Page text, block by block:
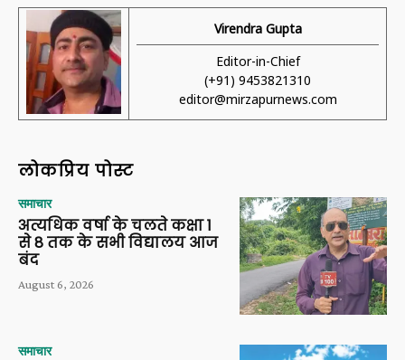
Virendra Gupta
Editor-in-Chief
(+91) 9453821310
editor@mirzapurnews.com
लोकप्रिय पोस्ट
समाचार
अत्यधिक वर्षा के चलते कक्षा 1
से 8 तक के सभी विद्यालय आज
बंद
August 6, 2026
समाचार